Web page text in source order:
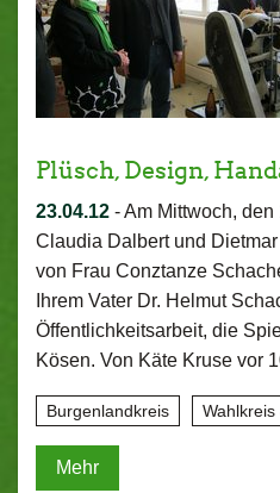
Plüsch, Design,
23.04.12 -Am Mittwoch,
Claudia Dalbert und
von Frau Conztanze
Ihrem Vater Dr. Helmut
Öffentlichkeitsarbeit, die
Kösen. Von Käte Kruse vor
Burgenlandkreis
Mehr